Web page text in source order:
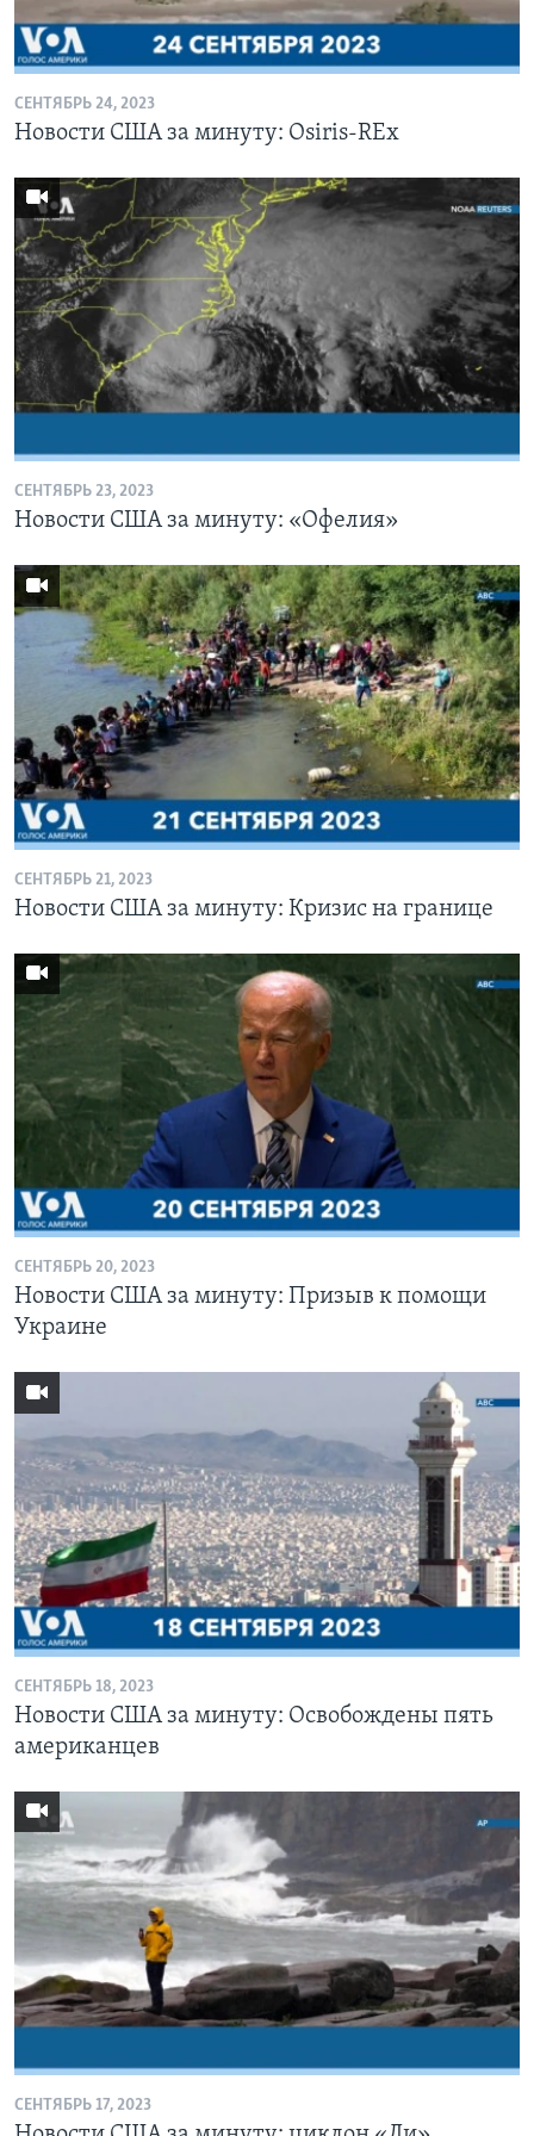
Learning English
СОЦИАЛЬНЫЕ СЕТИ
Языки
СЕНТЯБРЬ 24, 2023
Новости США за минуту: Osiris-REx
СЕНТЯБРЬ 23, 2023
Новости США за минуту: «Офелия»
СЕНТЯБРЬ 21, 2023
Новости США за минуту: Кризис на границе
СЕНТЯБРЬ 20, 2023
Новости США за минуту: Призыв к помощи
Украине
СЕНТЯБРЬ 18, 2023
Новости США за минуту: Освобождены пять
американцев
СЕНТЯБРЬ 17, 2023